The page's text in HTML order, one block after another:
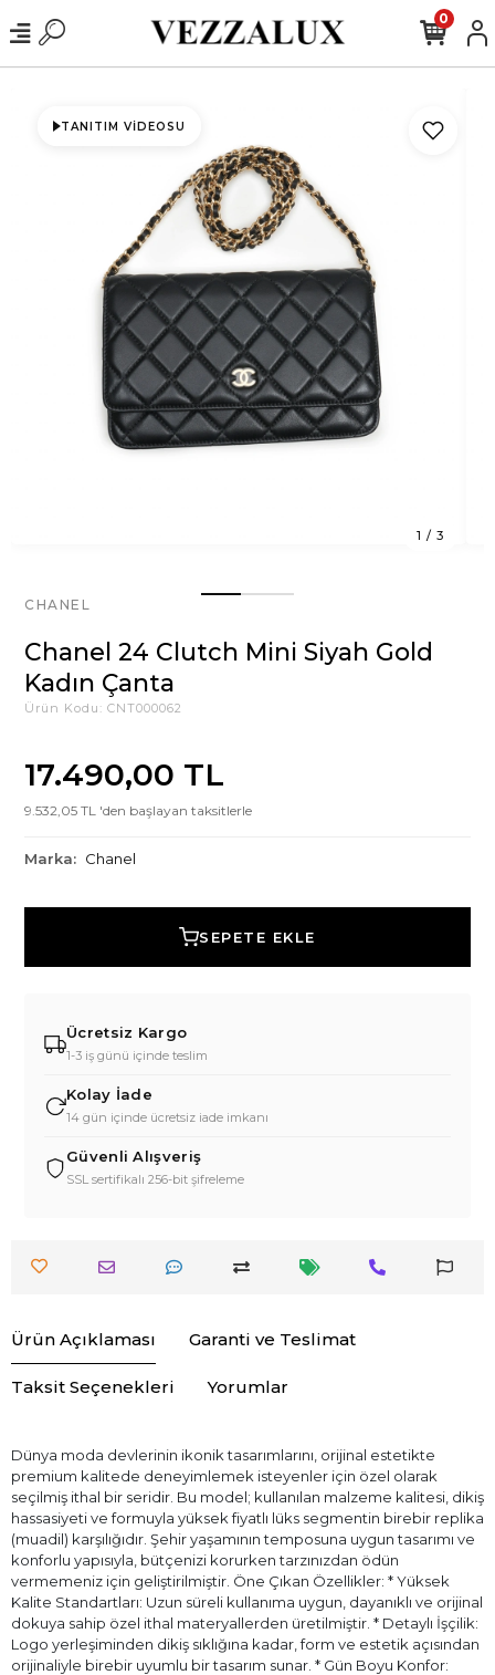
0
TANITIM VIDEOSU
1 / 3
CHANEL
Chanel 24 Clutch Mini Siyah Gold
Kadın Çanta
Ürün Kodu: CNT000062
17.490,00 TL
9.532,05 TL 'den başlayan taksitlerle
Marka: Chanel
SEPETE EKLE
Ücretsiz Kargo
1-3 iş günü içinde teslim
Kolay İade
14 gün içinde ücretsiz iade imkanı
Güvenli Alışveriş
SSL sertifikalı 256-bit şifreleme
Ürün Açıklaması Garanti ve Teslimat
Taksit Seçenekleri Yorumlar
Dünya moda devlerinin ikonik tasarımlarını, orijinal estetikte
premium kalitede deneyimlemek isteyenler için özel olarak
seçilmiş ithal bir seridir. Bu model; kullanılan malzeme kalitesi, dikiş
hassasiyeti ve formuyla yüksek fiyatlı lüks segmentin birebir replika
(muadil) karşılığıdır. Şehir yaşamının temposuna uygun tasarımı ve
konforlu yapısıyla, bütçenizi korurken tarzınızdan ödün
vermemeniz için geliştirilmiştir. Öne Çıkan Özellikler: * Yüksek
Kalite Standartları: Uzun süreli kullanıma uygun, dayanıklı ve orijinal
dokuya sahip özel ithal materyallerden üretilmiştir. * Detaylı İşçilik:
Logo yerleşiminden dikiş sıklığına kadar, form ve estetik açısından
orijinaliyle birebir uyumlu bir tasarım sunar. * Gün Boyu Konfor: